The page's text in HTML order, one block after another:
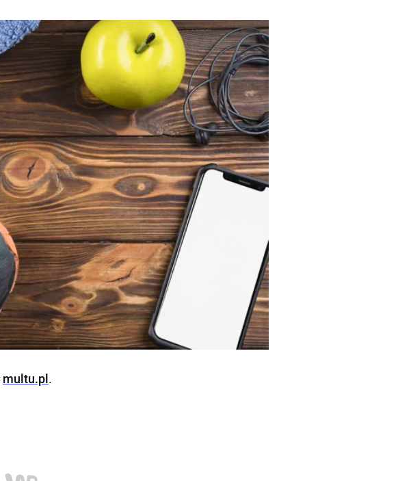
multu.pl .